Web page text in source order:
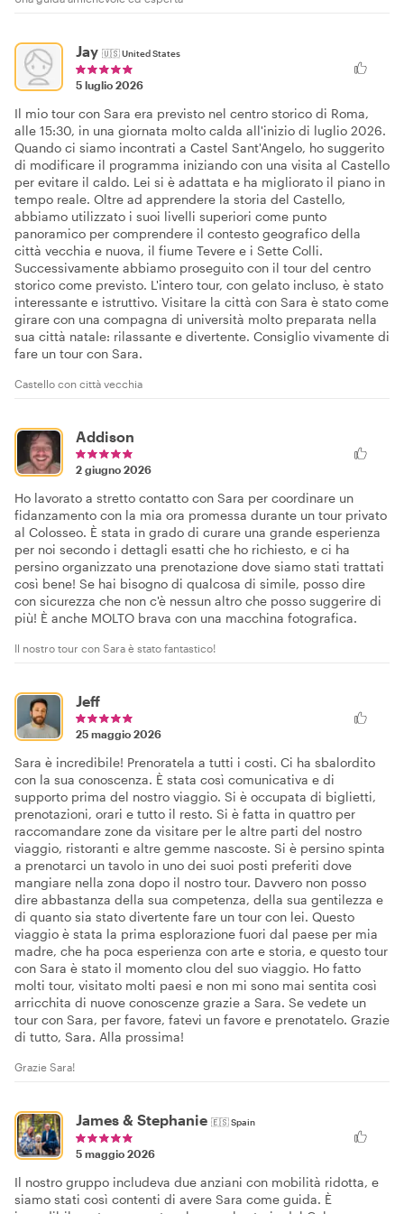
Jay 🇺🇸United States
5 luglio 2026
Il mio tour con Sara era previsto nel centro storico di Roma,
alle 15:30, in una giornata molto calda all'inizio di luglio 2026.
Quando ci siamo incontrati a Castel Sant'Angelo, ho suggerito
di modificare il programma iniziando con una visita al Castello
per evitare il caldo. Lei si è adattata e ha migliorato il piano in
tempo reale. Oltre ad apprendere la storia del Castello,
abbiamo utilizzato i suoi livelli superiori come punto
panoramico per comprendere il contesto geografico della
città vecchia e nuova, il fiume Tevere e i Sette Colli.
Successivamente abbiamo proseguito con il tour del centro
storico come previsto. L'intero tour, con gelato incluso, è stato
interessante e istruttivo. Visitare la città con Sara è stato come
girare con una compagna di università molto preparata nella
sua città natale: rilassante e divertente. Consiglio vivamente di
fare un tour con Sara.
Castello con città vecchia
Addison
2 giugno 2026
Ho lavorato a stretto contatto con Sara per coordinare un
fidanzamento con la mia ora promessa durante un tour privato
al Colosseo. È stata in grado di curare una grande esperienza
per noi secondo i dettagli esatti che ho richiesto, e ci ha
persino organizzato una prenotazione dove siamo stati trattati
così bene! Se hai bisogno di qualcosa di simile, posso dire
con sicurezza che non c'è nessun altro che posso suggerire di
più! È anche MOLTO brava con una macchina fotografica.
Il nostro tour con Sara è stato fantastico!
Jeff
25 maggio 2026
Sara è incredibile! Prenoratela a tutti i costi. Ci ha sbalordito
con la sua conoscenza. È stata così comunicativa e di
supporto prima del nostro viaggio. Si è occupata di biglietti,
prenotazioni, orari e tutto il resto. Si è fatta in quattro per
raccomandare zone da visitare per le altre parti del nostro
viaggio, ristoranti e altre gemme nascoste. Si è persino spinta
a prenotarci un tavolo in uno dei suoi posti preferiti dove
mangiare nella zona dopo il nostro tour. Davvero non posso
dire abbastanza della sua competenza, della sua gentilezza e
di quanto sia stato divertente fare un tour con lei. Questo
viaggio è stata la prima esplorazione fuori dal paese per mia
madre, che ha poca esperienza con arte e storia, e questo tour
con Sara è stato il momento clou del suo viaggio. Ho fatto
molti tour, visitato molti paesi e non mi sono mai sentita così
arricchita di nuove conoscenze grazie a Sara. Se vedete un
tour con Sara, per favore, fatevi un favore e prenotatelo. Grazie
di tutto, Sara. Alla prossima!
Grazie Sara!
James & Stephanie 🇪🇸Spain
5 maggio 2026
Il nostro gruppo includeva due anziani con mobilità ridotta, e
siamo stati così contenti di avere Sara come guida. È